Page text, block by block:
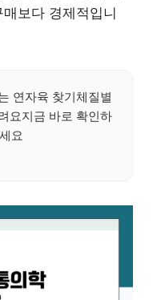
보다 경제적입니
연자육 찾기체질별
요지금 바로 확인하
요